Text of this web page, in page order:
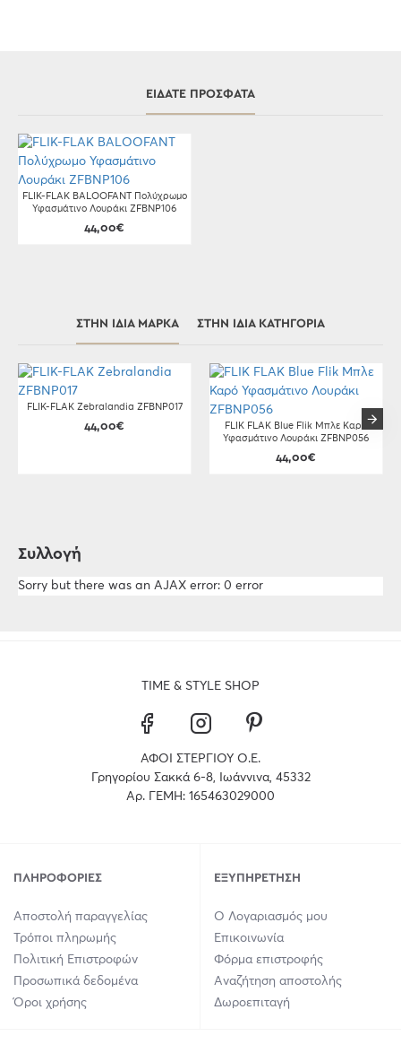
ΕΊΔΑΤΕ ΠΡΌΣΦΑΤΑ
FLIK-FLAK BALOOFANT Πολύχρωμο
Υφασμάτινο Λουράκι ZFBNP106
44,00€
ΣΤΗΝ ΊΔΙΑ ΜΆΡΚΑ ΣΤΗΝ ΊΔΙΑ ΚΑΤΗΓΟΡΊΑ
FLIK-FLAK Zebralandia ZFBNP017
44,00€
FLIK FLAK Blue Flik Μπλε Καρό
Υφασμάτινο Λουράκι ZFBNP056
44,00€
Συλλογή
Sorry but there was an AJAX error: 0 error
TIME & STYLE SHOP
ΑΦΟΙ ΣΤΕΡΓΙΟΥ Ο.Ε.
Γρηγορίου Σακκά 6-8, Ιωάννινα, 45332
Αρ. ΓΕΜΗ: 165463029000
ΠΛΗΡΟΦΟΡΊΕΣ
Αποστολή παραγγελίας
Τρόποι πληρωμής
Πολιτική Επιστροφών
Προσωπικά δεδομένα
Όροι χρήσης
ΕΞΥΠΗΡΈΤΗΣΗ
Ο Λογαριασμός μου
Επικοινωνία
Φόρμα επιστροφής
Αναζήτηση αποστολής
Δωροεπιταγή